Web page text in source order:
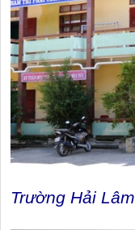
Trường Hải Lâm